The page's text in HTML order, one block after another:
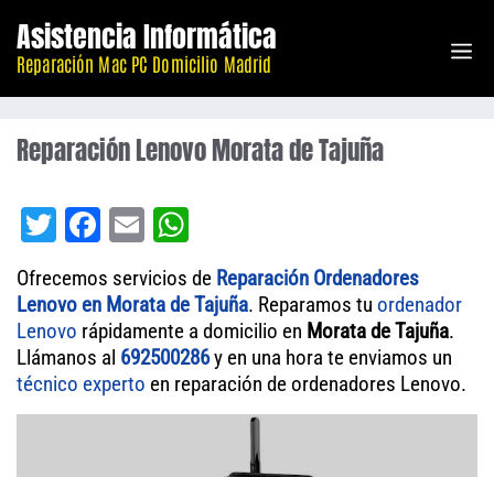
contenido
Asistencia Informática
Reparación Mac PC Domicilio Madrid
Reparación Lenovo Morata de Tajuña
T
tt
er
Fa
bo
ok
E
m
ail
ha
ts
A
pp
Ofrecemos servicios de Reparación Ordenadores
Lenovo en Morata de Tajuña. Reparamos tu ordenador
Lenovo rápidamente a domicilio en Morata de Tajuña.
Llámanos al 692500286y en una hora te enviamos un
técnico experto en reparación de ordenadores Lenovo.